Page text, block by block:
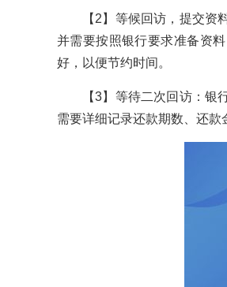
【2】等候回访，提交资
并需要按照银行要求准备资
好，以便节约时间。
【3】等待二次回访：
需要详细记录还款期数、还款